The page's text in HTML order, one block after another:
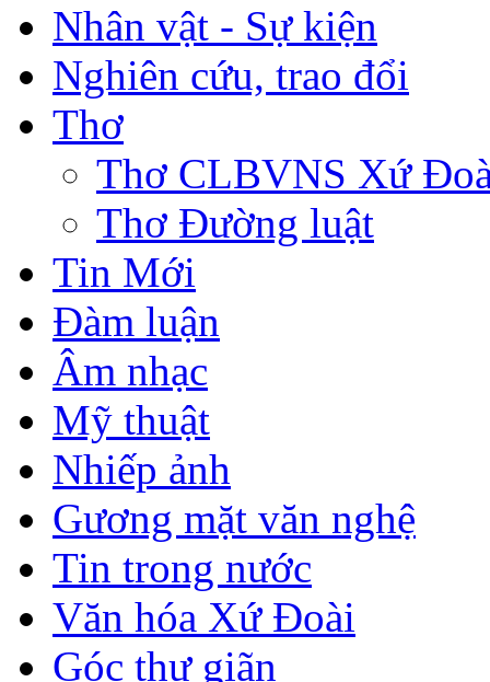
Nhân vật - Sự kiện
Nghiên cứu, trao đổi
Thơ
Thơ CLBVNS Xứ
Thơ Đường luật
Tin Mới
Đàm luận
Âm nhạc
Mỹ thuật
Nhiếp ảnh
Gương mặt văn nghệ
Tin trong nước
Văn hóa Xứ Đoài
Góc thư giãn